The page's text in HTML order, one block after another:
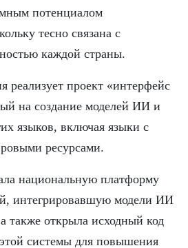
потенциалом
тесно связана с
каждой страны.
реализует проект «интерфейс
на создание моделей ИИ и
языков, включая языки с
ресурсами.
национальную платформу
интегрировавшую модели ИИ
также открыла исходный код
системы для повышения